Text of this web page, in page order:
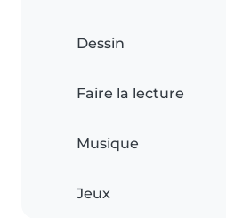
Dessin
Faire la lecture
Musique
Jeux